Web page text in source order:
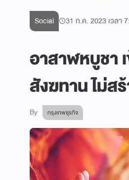
Social 31 ก.ค. 2023 เวลา
อาสาฬหบูชา
สังฆทาน ไม่ส
By กรุงเทพธุรกิจ